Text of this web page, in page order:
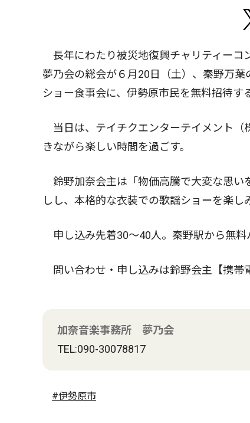
長年にわたり被災地復興チャリティーコ
夢乃会の総会が６月20日（土）、秦野万
ショー食事会に、伊勢原市民を無料招待す
当日は、テイチクエンターテイメント（
きながら楽しい時間を過ごす。
鈴野加奈会主は「物価高騰で大変な思い
しし、本格的な衣装での歌謡ショーを楽し
申し込み先着30〜40人。秦野駅から無料
問い合わせ・申し込みは鈴野会主【携帯
加奈音楽事務所 夢乃会
TEL:090-30078817
#伊勢原市